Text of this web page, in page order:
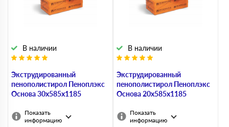
Экструдированный
пенополистирол Пеноплэкс
Основа 30х585х1185
В наличии
Показать
информацию
Экструдированный
пенополистирол Пеноплэкс
Основа 20х585х1185
В наличии
Показать
информацию